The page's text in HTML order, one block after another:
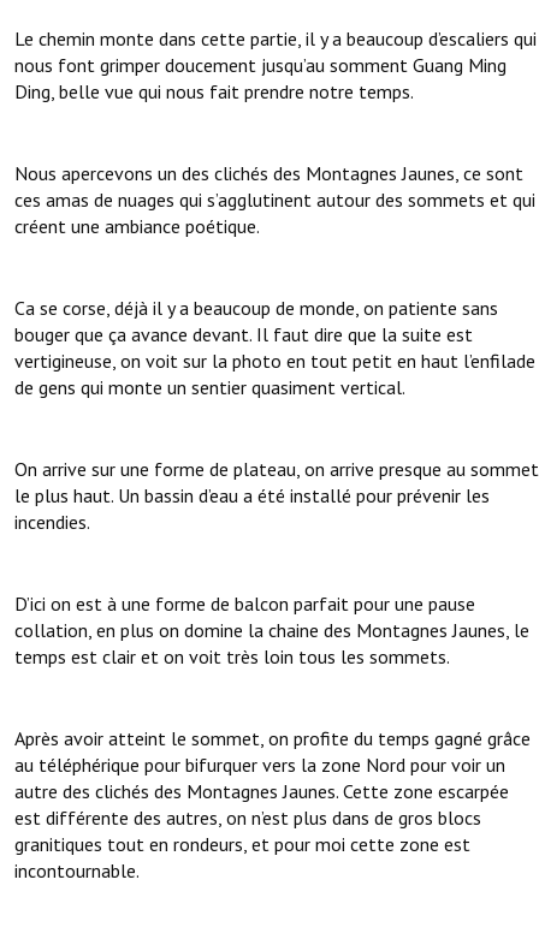
Le chemin monte dans cette partie, il y a beaucoup d’escaliers qui
nous font grimper doucement jusqu’au somment Guang Ming
Ding, belle vue qui nous fait prendre notre temps.
Nous apercevons un des clichés des Montagnes Jaunes, ce sont
ces amas de nuages qui s’agglutinent autour des sommets et qui
créent une ambiance poétique.
Ca se corse, déjà il y a beaucoup de monde, on patiente sans
bouger que ça avance devant. Il faut dire que la suite est
vertigineuse, on voit sur la photo en tout petit en haut l’enfilade
de gens qui monte un sentier quasiment vertical.
On arrive sur une forme de plateau, on arrive presque au sommet
le plus haut. Un bassin d’eau a été installé pour prévenir les
incendies.
D’ici on est à une forme de balcon parfait pour une pause
collation, en plus on domine la chaine des Montagnes Jaunes, le
temps est clair et on voit très loin tous les sommets.
Après avoir atteint le sommet, on profite du temps gagné grâce
au téléphérique pour bifurquer vers la zone Nord pour voir un
autre des clichés des Montagnes Jaunes. Cette zone escarpée
est différente des autres, on n’est plus dans de gros blocs
granitiques tout en rondeurs, et pour moi cette zone est
incontournable.